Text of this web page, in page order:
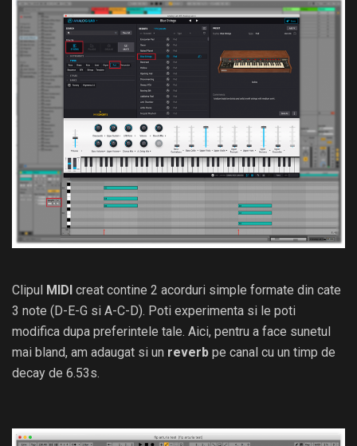
Clipul MIDI creat contine 2 acorduri simple formate din cate
3 note (D-E-G si A-C-D). Poti experimenta si le poti
modifica dupa preferintele tale. Aici, pentru a face sunetul
mai bland, am adaugat si un reverb pe canal cu un timp de
decay de 6.53s.